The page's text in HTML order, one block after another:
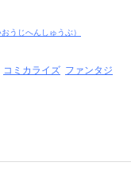
おうじへんしゅうぶ）
コミカライズ ファンタジ